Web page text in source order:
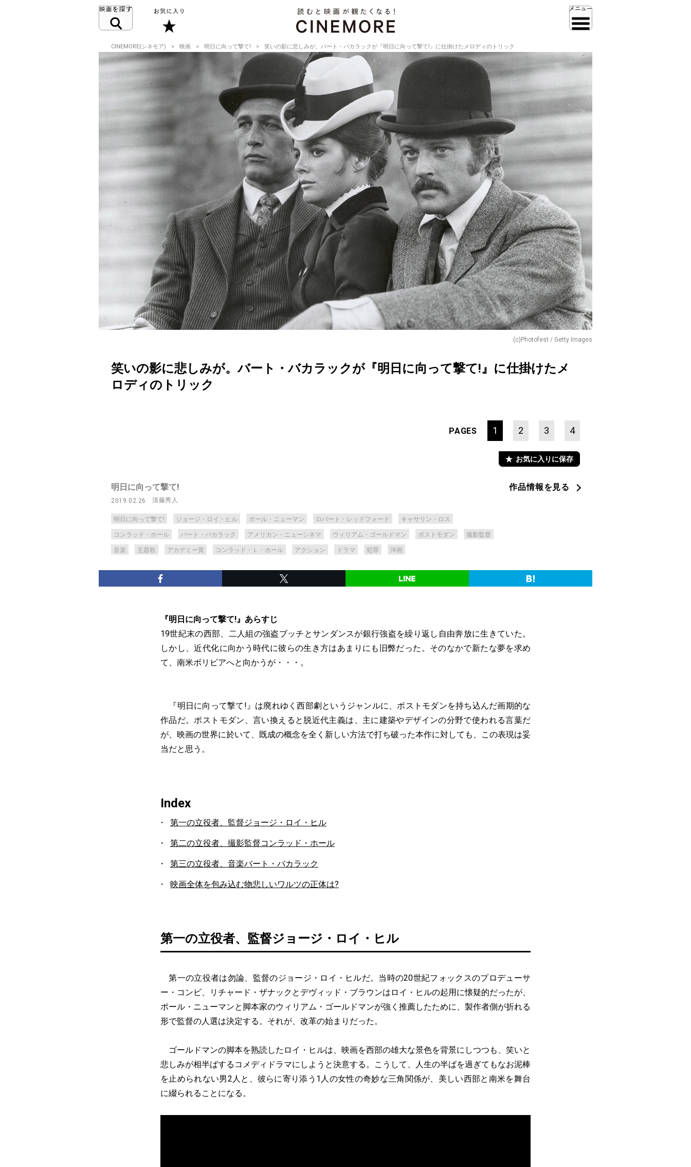
CINEMORE(シネモア) 映画 明日に向って撃て! 笑いの影に悲しみが。バート・バカラックが『明日に向って撃て!』に仕掛けたメロディのトリック
(c)Photofest / Getty Images
笑いの影に悲しみが。バート・バカラックが『明日に向って撃て!』に仕掛けたメ
ロディのトリック
PAGES 1 2 3 4
お気に入りに保存
明日に向って撃て!
2019.02.26 清藤秀人
明日に向って撃て! ジョージ・ロイ・ヒル ポール・ニューマン ロバート・レッドフォード キャサリン・ロス
コンラッド・ホール バート・バカラック アメリカン・ニューシネマ ウィリアム・ゴールドマン ポストモダン 撮影監督
音楽 主題歌 アカデミー賞 コンラッド・Ｌ・ホール アクション ドラマ 犯罪 洋画
作品情報を見る
『明日に向って撃て!』あらすじ
19世紀末の西部、二人組の強盗ブッチとサンダンスが銀行強盗を繰り返し自由奔放に生きていた。
しかし、近代化に向かう時代に彼らの生き方はあまりにも旧弊だった。そのなかで新たな夢を求め
て、南米ボリビアへと向かうが・・・。
『明日に向って撃て!』は廃れゆく西部劇というジャンルに、ポストモダンを持ち込んだ画期的な
作品だ。ポストモダン、言い換えると脱近代主義は、主に建築やデザインの分野で使われる言葉だ
が、映画の世界に於いて、既成の概念を全く新しい方法で打ち破った本作に対しても、この表現は妥
当だと思う。
Index
第一の立役者、監督ジョージ・ロイ・ヒル
第二の立役者、撮影監督コンラッド・ホール
第三の立役者、音楽バート・バカラック
映画全体を包み込む物悲しいワルツの正体は?
第一の立役者、監督ジョージ・ロイ・ヒル
第一の立役者は勿論、監督のジョージ・ロイ・ヒルだ。当時の20世紀フォックスのプロデューサ
ー・コンビ、リチャード・ザナックとデヴィッド・ブラウンはロイ・ヒルの起用に懐疑的だったが、
ポール・ニューマンと脚本家のウィリアム・ゴールドマンが強く推薦したために、製作者側が折れる
形で監督の人選は決定する。それが、改革の始まりだった。
ゴールドマンの脚本を熟読したロイ・ヒルは、映画を西部の雄大な景色を背景にしつつも、笑いと
悲しみが相半ばするコメディドラマにしようと決意する。こうして、人生の半ばを過ぎてもなお泥棒
を止められない男2人と、彼らに寄り添う1人の女性の奇妙な三角関係が、美しい西部と南米を舞台
に綴られることになる。